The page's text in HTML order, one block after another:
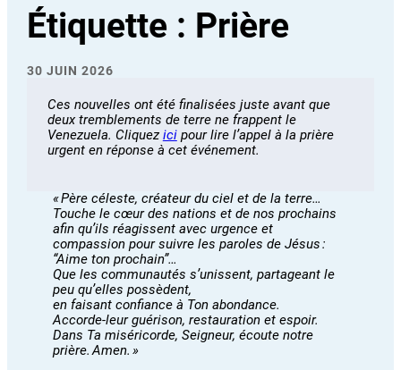
Étiquette : Prière
30 JUIN 2026
Ces nouvelles ont été finalisées juste avant que
deux tremblements de terre ne frappent le
Venezuela. Cliquez icipour lire l’appel à la prière
urgent en réponse à cet événement.
« Père céleste, créateur du ciel et de la terre…
Touche le cœur des nations et de nos prochains
afin qu’ils réagissent avec urgence et
compassion pour suivre les paroles de Jésus :
“Aime ton prochain”…
Que les communautés s’unissent, partageant le
peu qu’elles possèdent,
en faisant confiance à Ton abondance.
Accorde-leur guérison, restauration et espoir.
Dans Ta miséricorde, Seigneur, écoute notre
prière. Amen. »